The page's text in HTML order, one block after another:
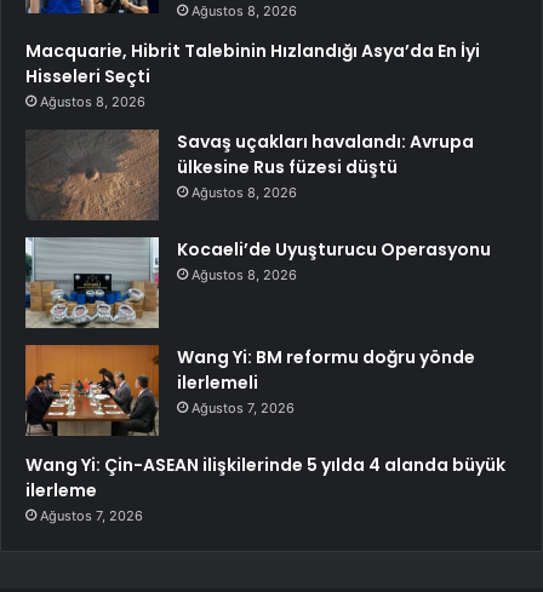
Ağustos 8, 2026
Macquarie, Hibrit Talebinin Hızlandığı Asya’da En İyi
Hisseleri Seçti
Ağustos 8, 2026
Savaş uçakları havalandı: Avrupa
ülkesine Rus füzesi düştü
Ağustos 8, 2026
Kocaeli’de Uyuşturucu Operasyonu
Ağustos 8, 2026
Wang Yi: BM reformu doğru yönde
ilerlemeli
Ağustos 7, 2026
Wang Yi: Çin-ASEAN ilişkilerinde 5 yılda 4 alanda büyük
ilerleme
Ağustos 7, 2026